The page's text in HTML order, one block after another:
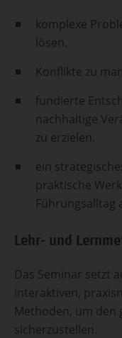
komplexe
lösen.
Konflikte zu
fundierte
nachhaltige
zu erzielen.
ein
praktische
Führungsalltag
Lehr- und
Das Seminar setzt
interaktiven,
Methoden, um
sicherzustellen.